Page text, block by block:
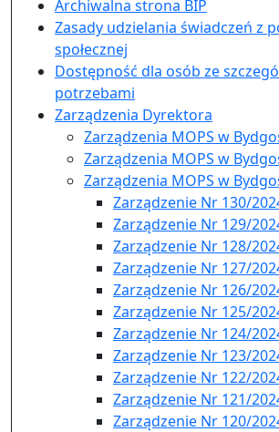
Archiwalna strona BIP
Zasady udzielania świadczeń z
społecznej
Dostępność dla osób ze
potrzebami
Zarządzenia Dyrektora
Zarządzenia MOPS w
Zarządzenia MOPS w
Zarządzenia MOPS w
Zarządzenie Nr 130/
Zarządzenie Nr 129/
Zarządzenie Nr 128/
Zarządzenie Nr 127/
Zarządzenie Nr 126/
Zarządzenie Nr 125/
Zarządzenie Nr 124/
Zarządzenie Nr 123/
Zarządzenie Nr 122/
Zarządzenie Nr 121/
Zarządzenie Nr 120/